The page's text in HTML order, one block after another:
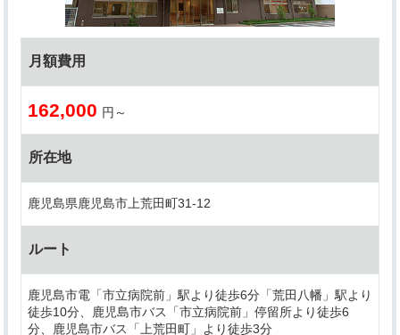
月額費用
162,000 円～
所在地
鹿児島県鹿児島市上荒田町31-12
ルート
鹿児島市電「市立病院前」駅より徒歩6分「荒田八幡」駅より
徒歩10分、鹿児島市バス「市立病院前」停留所より徒歩6
分、鹿児島市バス「上荒田町」より徒歩3分